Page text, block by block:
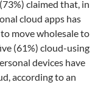
claimed that, in
cloud apps has
move wholesale to
(61%) cloud-using
devices have
according to an